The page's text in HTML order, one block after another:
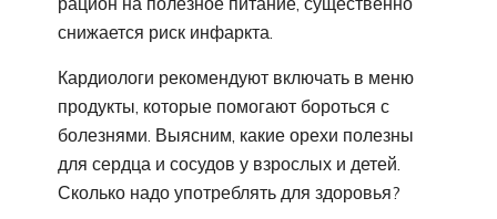
снижается риск инфаркта.
Кардиологи рекомендуют включать в меню
продукты, которые помогают бороться с
болезнями. Выясним, какие орехи полезны
для сердца и сосудов у взрослых и детей.
Сколько надо употреблять для здоровья?